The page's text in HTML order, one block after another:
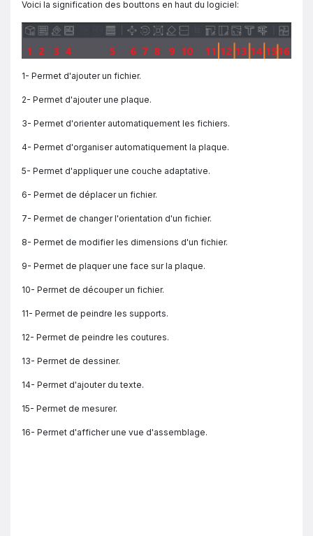
Voici la signification des bouttons en haut du logiciel:
1- Permet d'ajouter un fichier.
2- Permet d'ajouter une plaque.
3- Permet d'orienter automatiquement les fichiers.
4- Permet d'organiser automatiquement la plaque.
5- Permet d'appliquer une couche adaptative.
6- Permet de déplacer un fichier.
7- Permet de changer l'orientation d'un fichier.
8- Permet de modifier les dimensions d'un fichier.
9- Permet de plaquer une face sur la plaque.
10- Permet de découper un fichier.
11- Permet de peindre les supports.
12- Permet de peindre les coutures.
13- Permet de dessiner.
14- Permet d'ajouter du texte.
15- Permet de mesurer.
16- Permet d'afficher une vue d'assemblage.